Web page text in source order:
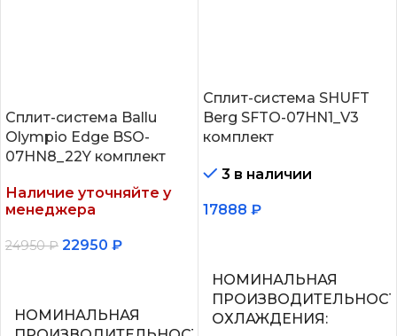
Сплит-система Ballu
Olympio Edge BSO-
07HN8_22Y комплект
Наличие уточняйте у
менеджера
24950₽ 22950 ₽
НОМИНАЛЬНАЯ
Сплит-система SHUFT
Berg SFTO-07HN1_V3
комплект
3 в наличии
17888 ₽
НОМИНАЛЬНАЯ
ОХЛАЖДЕНИЯ